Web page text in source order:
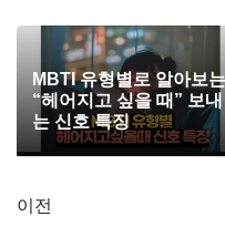
MBTI 유형별로 알아보는
“헤어지고 싶을 때” 보내
는 신호 특징
이전